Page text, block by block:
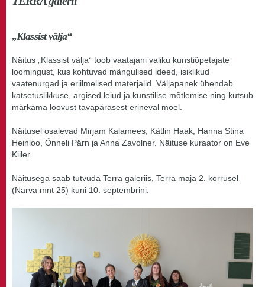
„Klassist välja“
Näitus „Klassist välja“ toob vaatajani valiku kunstiõpetajate
loomingust, kus kohtuvad mängulised ideed, isiklikud
vaatenurgad ja eriilmelised materjalid. Väljapanek ühendab
katsetuslikkuse, argised leiud ja kunstilise mõtlemise ning kutsub
märkama loovust tavapärasest erineval moel.
Näitusel osalevad Mirjam Kalamees, Kätlin Haak, Hanna Stina
Heinloo, Õnneli Pärn ja Anna Zavolner. Näituse kuraator on Eve
Kiiler.
Näitusega saab tutvuda Terra galeriis, Terra maja 2. korrusel
(Narva mnt 25) kuni 10. septembrini.